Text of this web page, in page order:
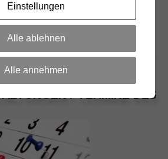
Friedrichshafen 2026
/ TERMINE DES
Einstellungen
Alle ablehnen
Alle annehmen